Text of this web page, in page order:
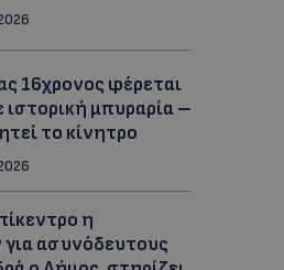
16χρονος φέρεται
μπυραρία –
το κίνητρο
η
ασυνόδευτους